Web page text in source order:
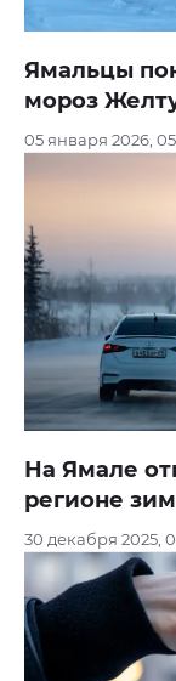
Ямальцы
мороз
05 января 2026,
На Ямале
регионе
30 декабря 2025,